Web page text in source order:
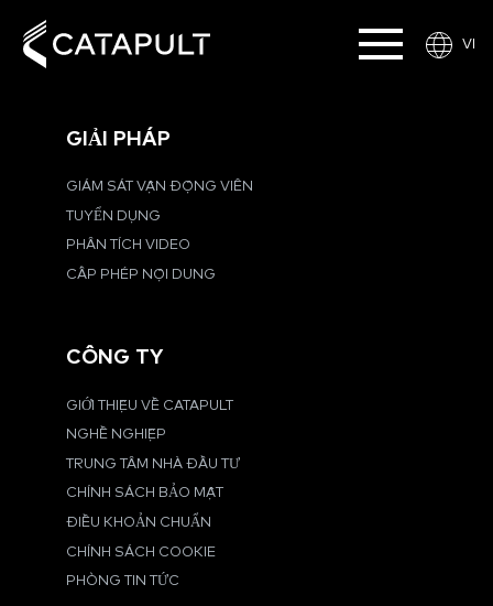
VI
GIẢI PHÁP
GIÁM SÁT VẬN ĐỘNG VIÊN
TUYỂN DỤNG
PHÂN TÍCH VIDEO
CẤP PHÉP NỘI DUNG
CÔNG TY
GIỚI THIỆU VỀ CATAPULT
NGHỀ NGHIỆP
TRUNG TÂM NHÀ ĐẦU TƯ
CHÍNH SÁCH BẢO MẬT
ĐIỀU KHOẢN CHUẨN
CHÍNH SÁCH COOKIE
PHÒNG TIN TỨC